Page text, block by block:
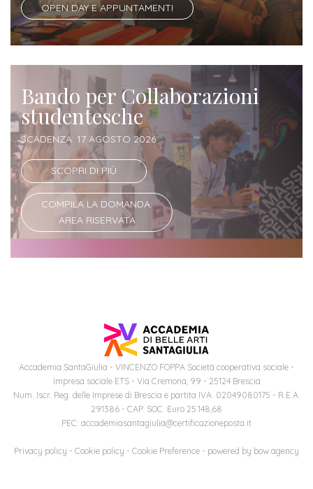
OPEN DAY E APPUNTAMENTI
Bando per Collaborazioni
studentesche
SCADENZA: 17 AGOSTO 2026
SCOPRI DI PIÙ
COMPILA LA DOMANDA:
AREA RISERVATA
Accademia SantaGiulia - VINCENZO FOPPA Società cooperativa sociale -
Impresa sociale ETS - Via Cremona, 99 - 25124 Brescia
Num. Iscr. Reg. delle Imprese di Brescia e partita IVA: 02049080175 - R.E.A.
291386 - CAP. SOC. Euro 25.148,68
PEC: accademiasantagiulia@certificazioneposta.it
Privacy policy - Cookie policy - Cookie Preference - powered by bow agency